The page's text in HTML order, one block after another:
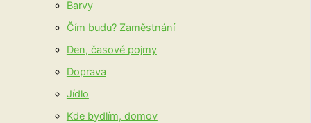
Barvy
Čím budu? Zaměstnání
Den, časové pojmy
Doprava
Jídlo
Kde bydlím, domov